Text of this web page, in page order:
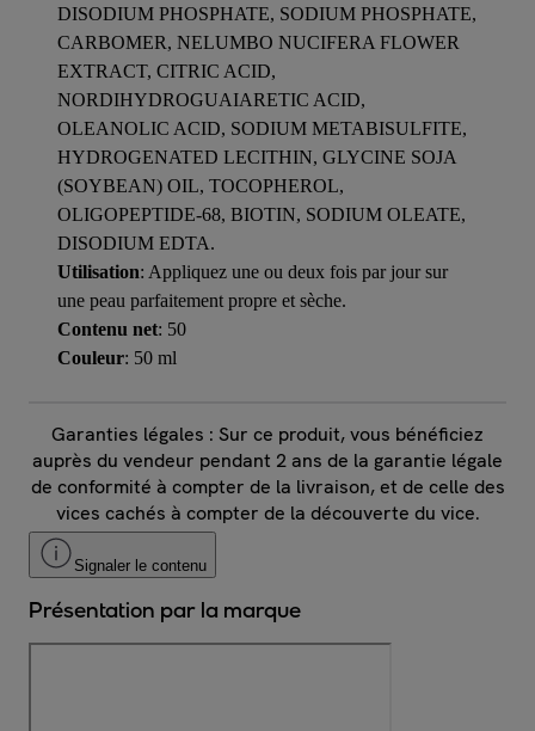
DISODIUM PHOSPHATE, SODIUM PHOSPHATE,
CARBOMER, NELUMBO NUCIFERA FLOWER
EXTRACT, CITRIC ACID,
NORDIHYDROGUAIARETIC ACID,
OLEANOLIC ACID, SODIUM METABISULFITE,
HYDROGENATED LECITHIN, GLYCINE SOJA
(SOYBEAN) OIL, TOCOPHEROL,
OLIGOPEPTIDE-68, BIOTIN, SODIUM OLEATE,
DISODIUM EDTA.
Utilisation: Appliquez une ou deux fois par jour sur
une peau parfaitement propre et sèche.
Contenu net: 50
Couleur: 50 ml
Garanties légales : Sur ce produit, vous bénéficiez
auprès du vendeur pendant 2 ans de la garantie légale
de conformité à compter de la livraison, et de celle des
vices cachés à compter de la découverte du vice.
Signaler le contenu
Présentation par la marque